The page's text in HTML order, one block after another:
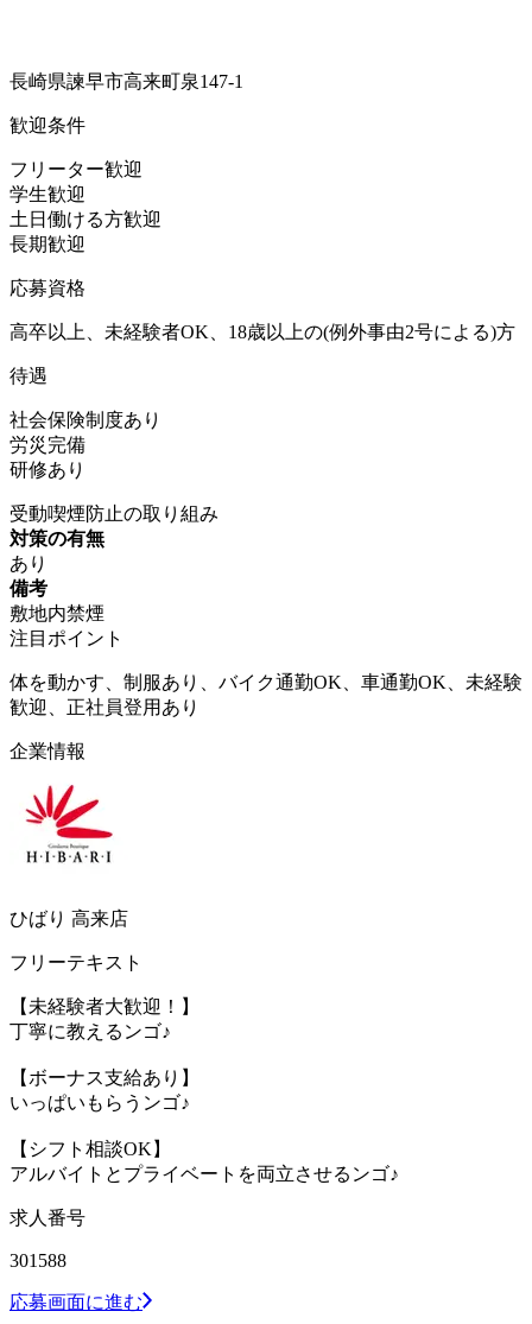
長崎県諫早市高来町泉147-1
歓迎条件
フリーター歓迎
学生歓迎
土日働ける方歓迎
長期歓迎
応募資格
高卒以上、未経験者OK、18歳以上の(例外事由2号による)方
待遇
社会保険制度あり
労災完備
研修あり
受動喫煙防止の取り組み
対策の有無
あり
備考
敷地内禁煙
注目ポイント
体を動かす、制服あり、バイク通勤OK、車通勤OK、未経験
歓迎、正社員登用あり
企業情報
ひばり 高来店
フリーテキスト
【未経験者大歓迎！】
丁寧に教えるンゴ♪
【ボーナス支給あり】
いっぱいもらうンゴ♪
【シフト相談OK】
アルバイトとプライベートを両立させるンゴ♪
求人番号
301588
応募画面に進む